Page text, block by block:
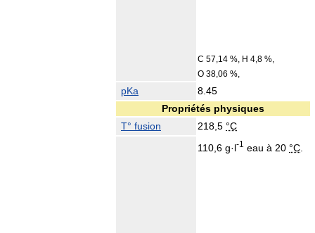
C 57,14 %, H 4,8 %,
O 38,06 %,
pKa
8.45
Propriétés physiques
T° fusion
218,5 °C
110,6 g·l-1 eau à 20 °C